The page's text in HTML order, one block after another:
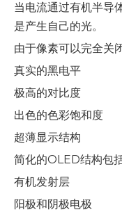
当电流通过有机半导
是产生自己的光。
由于像素可以完全关
真实的黑电平
极高的对比度
出色的色彩饱和度
超薄显示结构
简化的OLED结构包
有机发射层
阳极和阴极电极